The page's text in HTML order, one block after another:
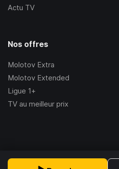
Actu TV
Nos offres
Molotov Extra
Molotov Extended
Ligue 1+
TV au meilleur prix